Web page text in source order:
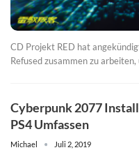
CD Projekt RED hat
Refused zusammen zu
Cyberpunk 2077
PS4 Umfassen
Michael Juli 2, 2019